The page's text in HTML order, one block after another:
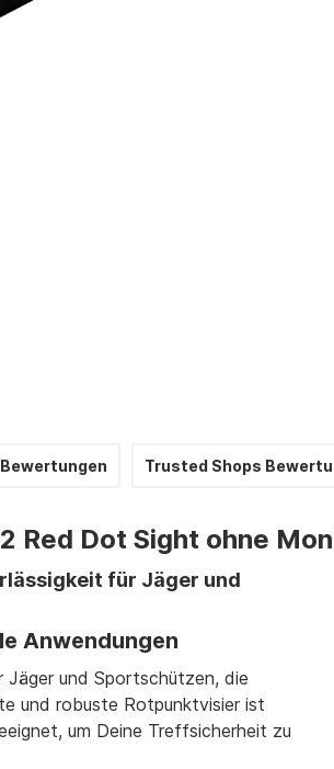
Bewertungen Trusted Shops
Red Dot Sight ohne
für Jäger und
Anwendungen
Jäger und Sportschützen, die
und robuste Rotpunktvisier ist
um Deine Treffsicherheit zu